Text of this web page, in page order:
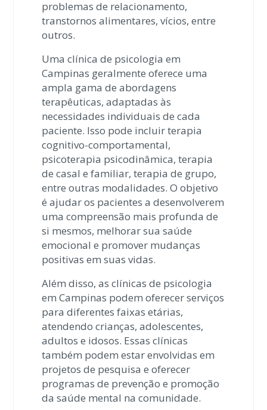
problemas de relacionamento,
transtornos alimentares, vícios, entre
outros.
Uma clínica de psicologia em
Campinas geralmente oferece uma
ampla gama de abordagens
terapêuticas, adaptadas às
necessidades individuais de cada
paciente. Isso pode incluir terapia
cognitivo-comportamental,
psicoterapia psicodinâmica, terapia
de casal e familiar, terapia de grupo,
entre outras modalidades. O objetivo
é ajudar os pacientes a desenvolverem
uma compreensão mais profunda de
si mesmos, melhorar sua saúde
emocional e promover mudanças
positivas em suas vidas.
Além disso, as clínicas de psicologia
em Campinas podem oferecer serviços
para diferentes faixas etárias,
atendendo crianças, adolescentes,
adultos e idosos. Essas clínicas
também podem estar envolvidas em
projetos de pesquisa e oferecer
programas de prevenção e promoção
da saúde mental na comunidade.